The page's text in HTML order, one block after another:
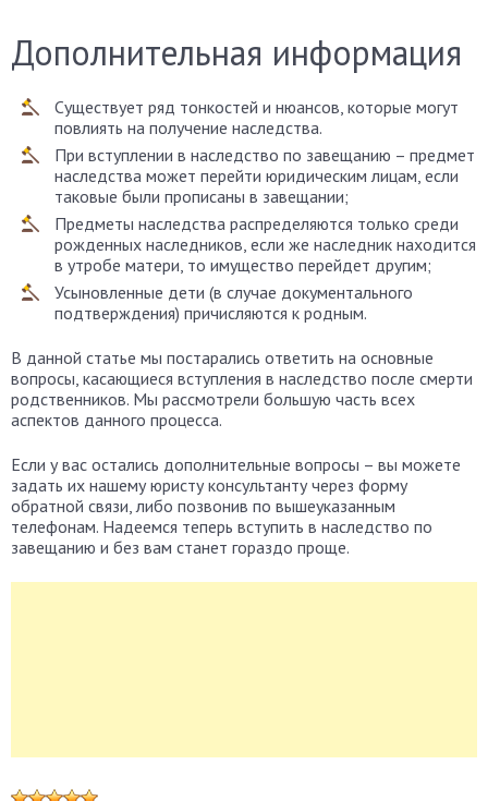
Дополнительная информация
Существует ряд тонкостей и нюансов, которые могут
повлиять на получение наследства.
При вступлении в наследство по завещанию – предмет
наследства может перейти юридическим лицам, если
таковые были прописаны в завещании;
Предметы наследства распределяются только среди
рожденных наследников, если же наследник находится
в утробе матери, то имущество перейдет другим;
Усыновленные дети (в случае документального
подтверждения) причисляются к родным.
В данной статье мы постарались ответить на основные
вопросы, касающиеся вступления в наследство после смерти
родственников. Мы рассмотрели большую часть всех
аспектов данного процесса.
Если у вас остались дополнительные вопросы – вы можете
задать их нашему юристу консультанту через форму
обратной связи, либо позвонив по вышеуказанным
телефонам. Надеемся теперь вступить в наследство по
завещанию и без вам станет гораздо проще.